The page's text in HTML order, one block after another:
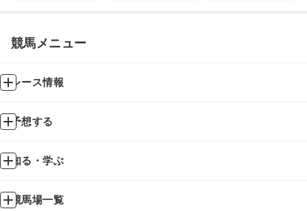
競馬メニュー
レース情報
予想する
知る・学ぶ
競馬場一覧